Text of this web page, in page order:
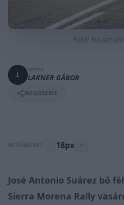
Fotó: Német
L LAKNER GÁBOR
MEGOSZTÁS
BETŰMÉRET: - 18px +
José Antonio Suárez bő
Sierra Morena Rally